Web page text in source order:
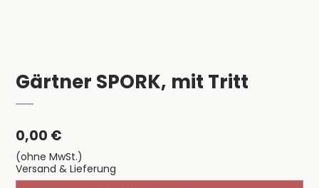
Gärtner SPORK, mit Tritt
0,00 €
(ohne MwSt.)
Versand & Lieferung